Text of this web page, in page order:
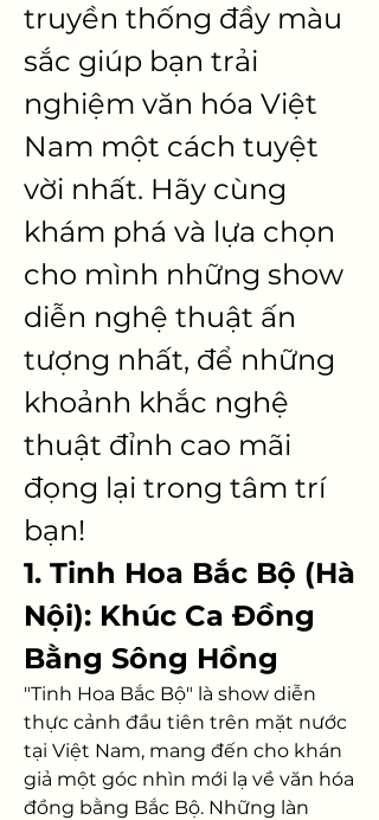
truyền thống đầy màu
sắc giúp bạn trải
nghiệm văn hóa Việt
Nam một cách tuyệt
vời nhất. Hãy cùng
khám phá và lựa chọn
cho mình những show
diễn nghệ thuật ấn
tượng nhất, để những
khoảnh khắc nghệ
thuật đỉnh cao mãi
đọng lại trong tâm trí
bạn!
1. Tinh Hoa Bắc Bộ (Hà
Nội): Khúc Ca Đồng
Bằng Sông Hồng
"Tinh Hoa Bắc Bộ" là show diễn
thực cảnh đầu tiên trên mặt nước
tại Việt Nam, mang đến cho khán
giả một góc nhìn mới lạ về văn hóa
đồng bằng Bắc Bộ. Những làn